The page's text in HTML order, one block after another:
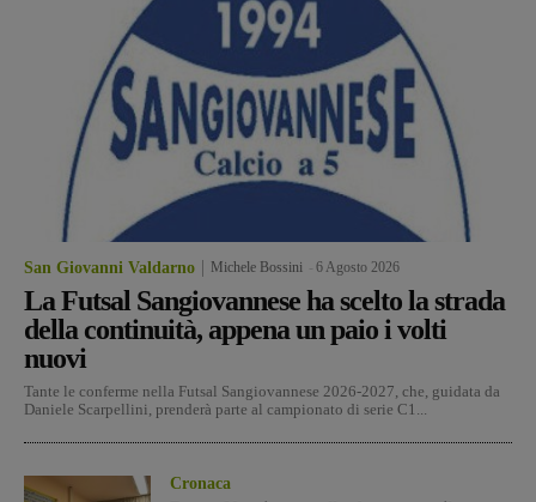
San Giovanni Valdarno Michele Bossini 6 Agosto 2026
La Futsal Sangiovannese ha scelto la strada
della continuità, appena un paio i volti
nuovi
Tante le conferme nella Futsal Sangiovannese 2026-2027, che, guidata da
Daniele Scarpellini, prenderà parte al campionato di serie C1...
Cronaca